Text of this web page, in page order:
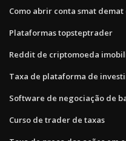
Como abrir conta smat
Plataformas topsteptrader
Reddit de criptomoeda
Taxa de plataforma de
Software de negociação de
Curso de trader de taxas